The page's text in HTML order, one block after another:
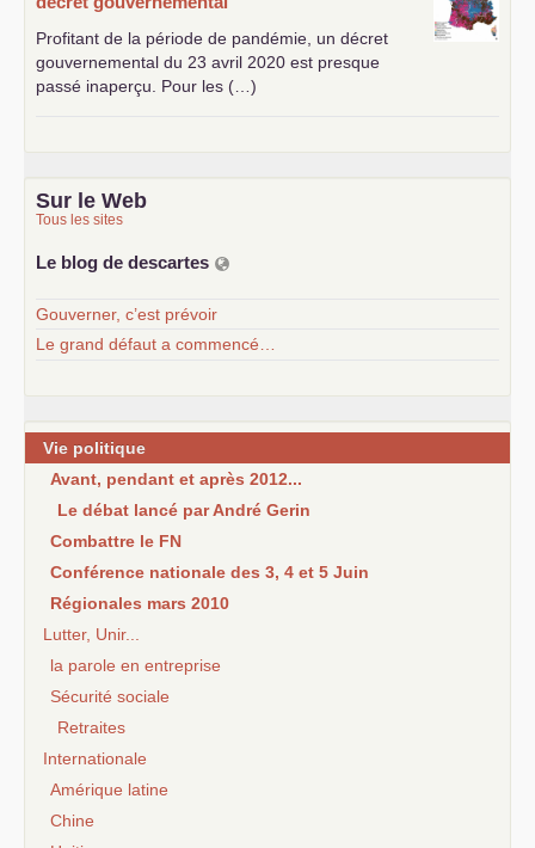
Profitant de la période de pandémie, un décret
gouvernemental du 23 avril 2020 est presque
passé inaperçu. Pour les (…)
Sur le Web
Tous les sites
Le blog de descartes
Gouverner, c’est prévoir
Le grand défaut a commencé…
Vie politique
Avant, pendant et après 2012...
Le débat lancé par André Gerin
Combattre le FN
Conférence nationale des 3, 4 et 5 Juin
Régionales mars 2010
Lutter, Unir...
la parole en entreprise
Sécurité sociale
Retraites
Internationale
Amérique latine
Chine